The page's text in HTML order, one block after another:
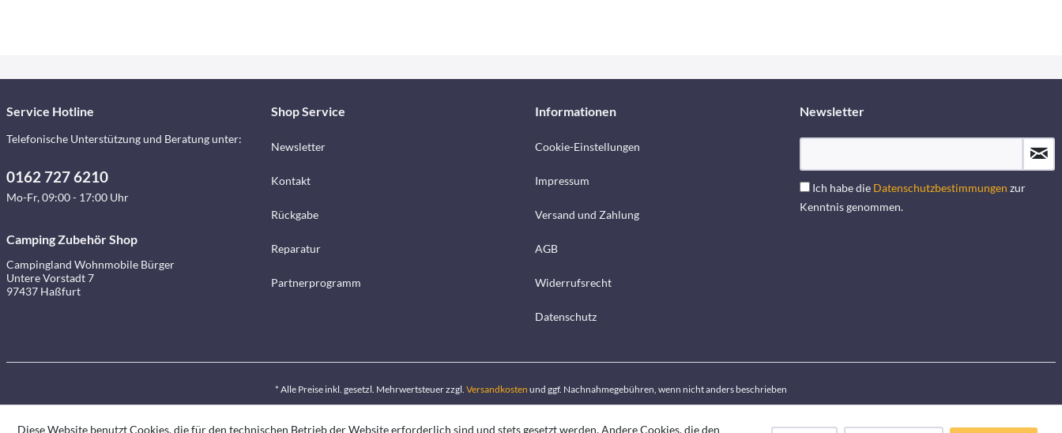
Service Hotline
Telefonische Unterstützung und Beratung unter:
0162 727 6210
Mo-Fr, 09:00 - 17:00 Uhr
Camping Zubehör Shop
Campingland Wohnmobile Bürger
Untere Vorstadt 7
97437 Haßfurt
Shop Service
Newsletter
Kontakt
Rückgabe
Reparatur
Partnerprogramm
Informationen
Cookie-Einstellungen
Impressum
Versand und Zahlung
AGB
Widerrufsrecht
Datenschutz
Newsletter
Ich habe die Datenschutzbestimmungen zur
Kenntnis genommen.
* Alle Preise inkl. gesetzl. Mehrwertsteuer zzgl. Versandkosten und ggf. Nachnahmegebühren, wenn nicht anders beschrieben
Diese Website benutzt Cookies, die für den technischen Betrieb der Website erforderlich sind und stets gesetzt werden. Andere Cookies, die den